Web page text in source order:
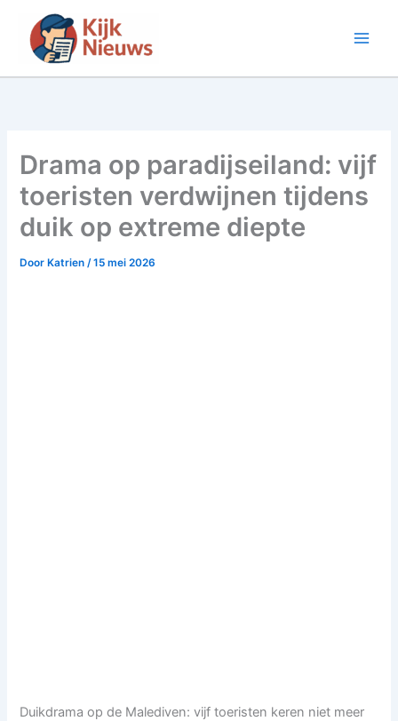
inhoud
Drama op paradijseiland: vijf
toeristen verdwijnen tijdens
duik op extreme diepte
Door Katrien/15 mei 2026
Duikdrama op de Malediven: vijf toeristen keren niet meer